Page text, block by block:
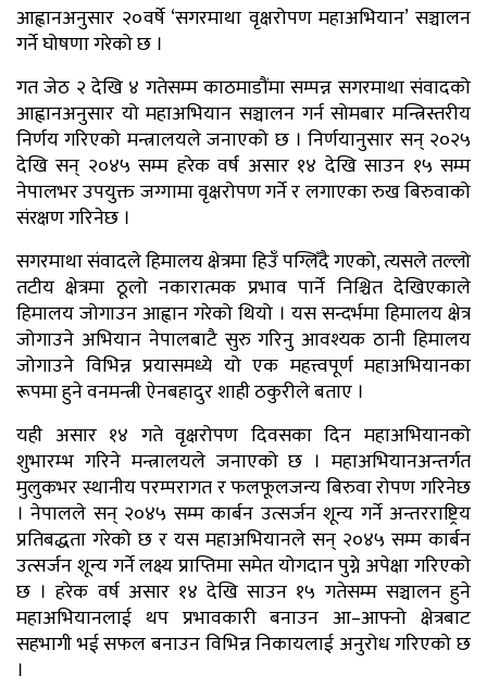
आह्वानअनुसार २०वर्षे ‘सगरमाथा वृक्षरोपण महाअभियान’ सञ्चालन
गर्ने घोषणा गरेको छ ।
गत जेठ २ देखि ४ गतेसम्म काठमाडौंमा सम्पन्न सगरमाथा संवादको
आह्वानअनुसार यो महाअभियान सञ्चालन गर्न सोमबार मन्त्रिस्तरीय
निर्णय गरिएको मन्त्रालयले जनाएको छ । निर्णयानुसार सन् २०२५
देखि सन् २०४५ सम्म हरेक वर्ष असार १४ देखि साउन १५ सम्म
नेपालभर उपयुक्त जग्गामा वृक्षरोपण गर्ने र लगाएका रुख बिरुवाको
संरक्षण गरिनेछ ।
सगरमाथा संवादले हिमालय क्षेत्रमा हिउँ पग्लिँदै गएको, त्यसले तल्लो
तटीय क्षेत्रमा ठूलो नकारात्मक प्रभाव पार्ने निश्चित देखिएकाले
हिमालय जोगाउन आह्वान गरेको थियो । यस सन्दर्भमा हिमालय क्षेत्र
जोगाउने अभियान नेपालबाटै सुरु गरिनु आवश्यक ठानी हिमालय
जोगाउने विभिन्न प्रयासमध्ये यो एक महत्त्वपूर्ण महाअभियानका
रूपमा हुने वनमन्त्री ऐनबहादुर शाही ठकुरीले बताए ।
यही असार १४ गते वृक्षरोपण दिवसका दिन महाअभियानको
शुभारम्भ गरिने मन्त्रालयले जनाएको छ । महाअभियानअन्तर्गत
मुलुकभर स्थानीय परम्परागत र फलफूलजन्य बिरुवा रोपण गरिनेछ
। नेपालले सन् २०४५ सम्म कार्बन उत्सर्जन शून्य गर्ने अन्तरराष्ट्रिय
प्रतिबद्धता गरेको छ र यस महाअभियानले सन् २०४५ सम्म कार्बन
उत्सर्जन शून्य गर्ने लक्ष्य प्राप्तिमा समेत योगदान पुग्ने अपेक्षा गरिएको
छ । हरेक वर्ष असार १४ देखि साउन १५ गतेसम्म सञ्चालन हुने
महाअभियानलाई थप प्रभावकारी बनाउन आ–आफ्नो क्षेत्रबाट
सहभागी भई सफल बनाउन विभिन्न निकायलाई अनुरोध गरिएको छ
।